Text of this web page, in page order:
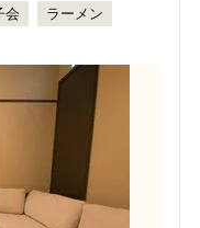
会
ラーメン